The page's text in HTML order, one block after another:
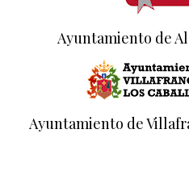
Ayuntamiento de
Ayuntamiento de